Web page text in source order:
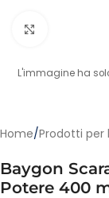
Clicca
L'immagine ha
Home/Prodotti per
Baygon
Potere 400